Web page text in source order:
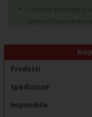
Colorpix si impegna
tempi richiesti entro
Prodotti
Spedizione
Imponibile